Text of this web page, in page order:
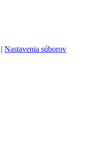
| Nastavenia súborov